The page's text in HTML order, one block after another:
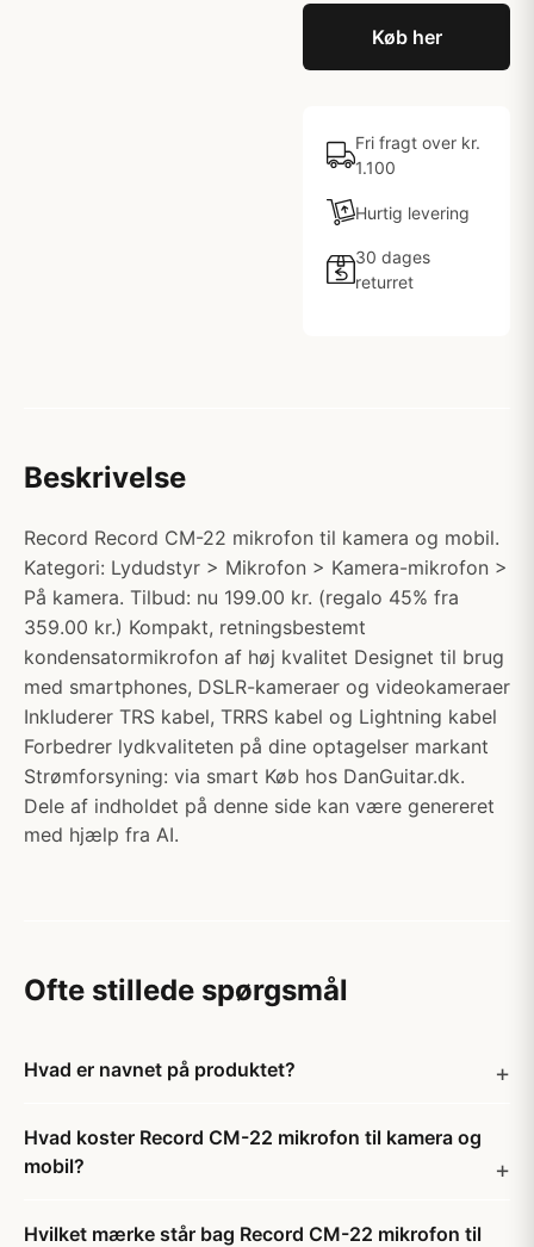
Køb her
Fri fragt over kr.
1.100
Hurtig levering
30 dages
returret
Beskrivelse
Record Record CM-22 mikrofon til kamera og mobil.
Kategori: Lydudstyr > Mikrofon > Kamera-mikrofon >
På kamera. Tilbud: nu 199.00 kr. (regalo 45% fra
359.00 kr.) Kompakt, retningsbestemt
kondensatormikrofon af høj kvalitet Designet til brug
med smartphones, DSLR-kameraer og videokameraer
Inkluderer TRS kabel, TRRS kabel og Lightning kabel
Forbedrer lydkvaliteten på dine optagelser markant
Strømforsyning: via smart Køb hos DanGuitar.dk.
Dele af indholdet på denne side kan være genereret
med hjælp fra AI.
Ofte stillede spørgsmål
Hvad er navnet på produktet?
Hvad koster Record CM-22 mikrofon til kamera og
mobil?
Hvilket mærke står bag Record CM-22 mikrofon til